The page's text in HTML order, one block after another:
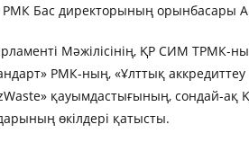
РМК Бас директорының орынбасары А.
Мәжілісінің, ҚР СИМ ТРМК-
РМК-ның, «Ұлттық
қауымдастығының, сондай-ақ
өкілдері қатысты.